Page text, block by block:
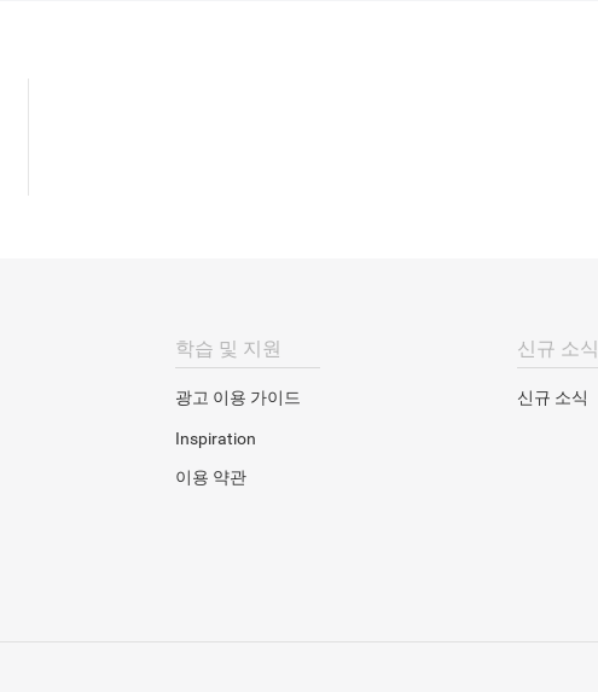
학습 및 지원
광고 이용 가이드
Inspiration
이용 약관
신규 소식
신규 소식